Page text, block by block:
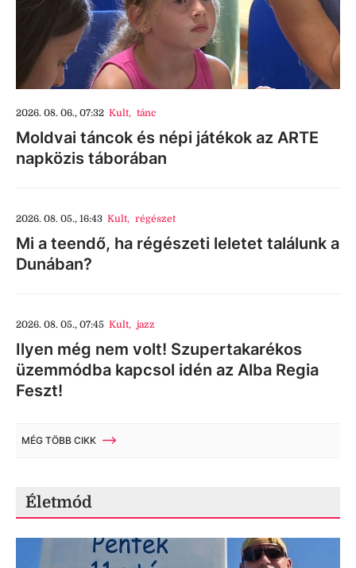
2026. 08. 06., 07:32 Kult, tánc
Moldvai táncok és népi játékok az ARTE
napközis táborában
2026. 08. 05., 16:43 Kult, régészet
Mi a teendő, ha régészeti leletet találunk a
Dunában?
2026. 08. 05., 07:45 Kult, jazz
Ilyen még nem volt! Szupertakarékos
üzemmódba kapcsol idén az Alba Regia
Feszt!
MÉG TÖBB CIKK
Életmód